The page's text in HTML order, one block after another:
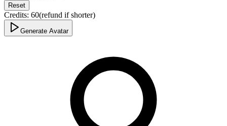
Reset
Credits: 60(refund if shorter)
Generate Avatar